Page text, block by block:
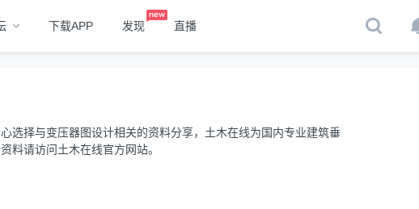
下载APP 发现 直播
选择与变压器图设计相关的资料分享，土木在线为国内专业建筑垂
料请访问土木在线官方网站。